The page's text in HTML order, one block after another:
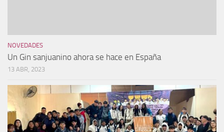
NOVEDADES
Un Gin sanjuanino ahora se hace en España
13 ABR, 2023